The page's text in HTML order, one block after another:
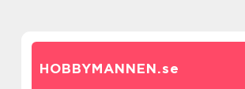
HOBBYMANNEN.se